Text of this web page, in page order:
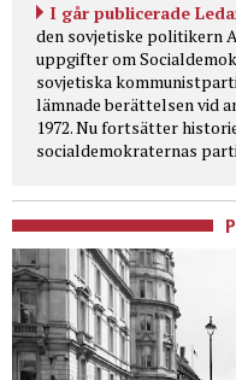
I går publicerade
den sovjetiske politikern
uppgifter om
sovjetiska
lämnade berättelsen vid
1972. Nu fortsätter
socialdemokraternas